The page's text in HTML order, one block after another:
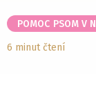
POMOC PSOM V
6 minut čtení